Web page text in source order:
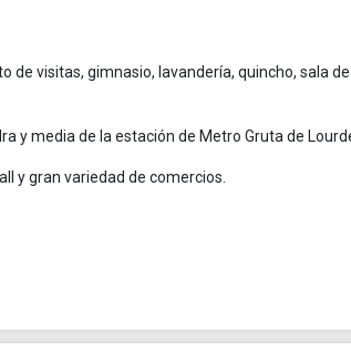
de visitas, gimnasio, lavandería, quincho, sala de
y media de la estación de Metro Gruta de
y gran variedad de comercios.